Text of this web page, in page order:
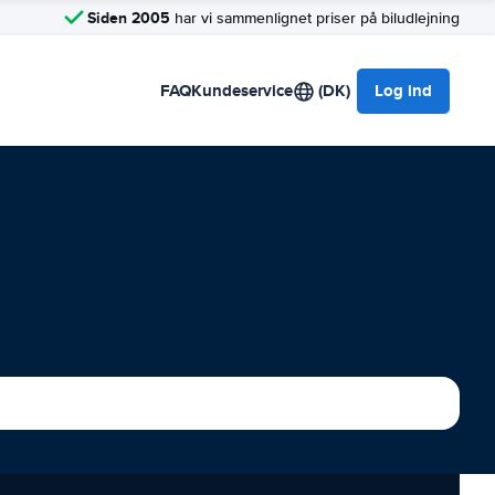
Siden 2005 har vi sammenlignet priser på biludlejning
FAQKundeservice (DK) Log ind